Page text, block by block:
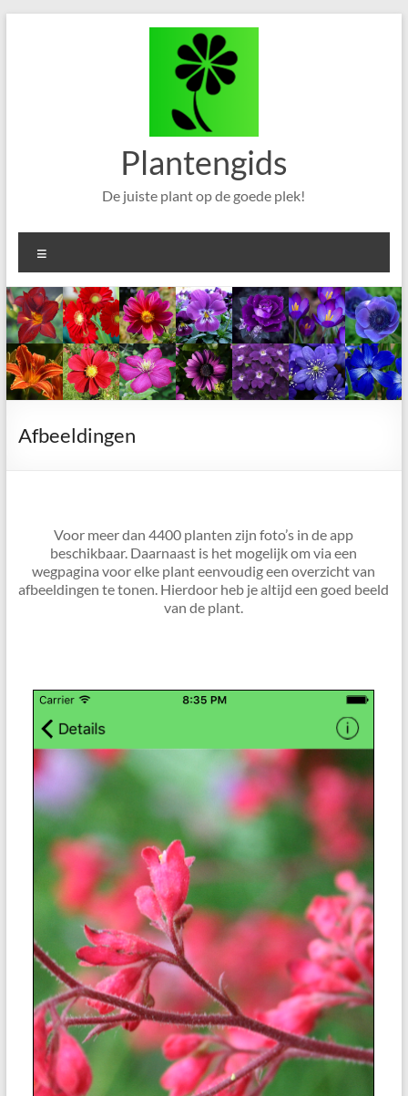
Plantengids
De juiste plant op de goede plek!
Afbeeldingen
Voor meer dan 4400 planten zijn foto’s in de app
beschikbaar. Daarnaast is het mogelijk om via een
wegpagina voor elke plant eenvoudig een overzicht van
afbeeldingen te tonen. Hierdoor heb je altijd een goed beeld
van de plant.